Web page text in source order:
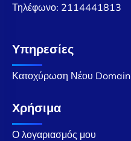
Τηλέφωνο: 2114441813
Υπηρεσίες
Κατοχύρωση Νέου Domain
Χρήσιμα
Ο λογαριασμός μου